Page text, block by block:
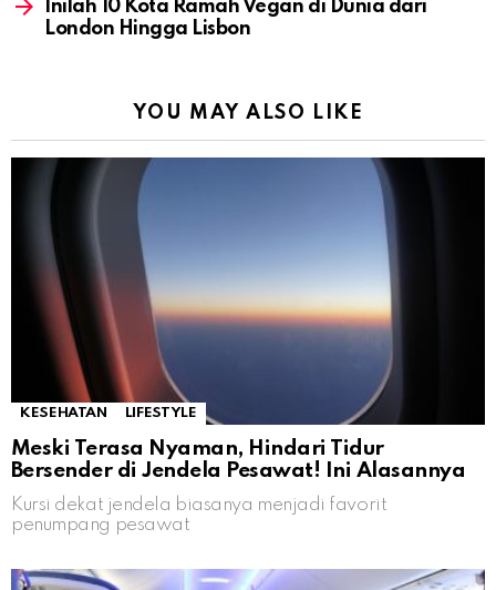
Inilah 10 Kota Ramah Vegan di Dunia dari
London Hingga Lisbon
YOU MAY ALSO LIKE
KESEHATAN LIFESTYLE
Meski Terasa Nyaman, Hindari Tidur
Bersender di Jendela Pesawat! Ini Alasannya
Kursi dekat jendela biasanya menjadi favorit
penumpang pesawat